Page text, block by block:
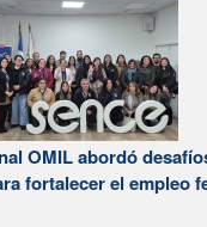
OMIL abordó
fortalecer el empleo